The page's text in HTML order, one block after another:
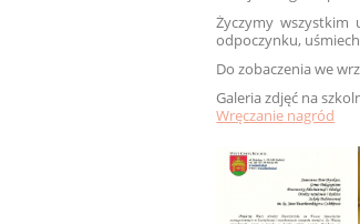
Życzymy wszystkim
odpoczynku,
Do zobaczenia we
Galeria zdjęć na
Wręczanie nagród